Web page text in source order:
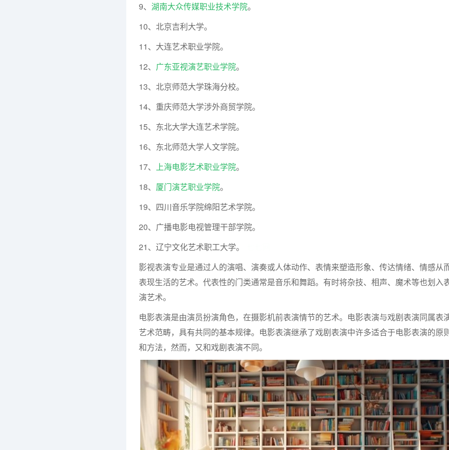
9、 湖南大众传媒职业技术学院。
10、北京吉利大学。
11、大连艺术职业学院。
12、 广东亚视演艺职业学院。
13、北京师范大学珠海分校。
14、重庆师范大学涉外商贸学院。
15、东北大学大连艺术学院。
16、东北师范大学人文学院。
17、 上海电影艺术职业学院。
18、 厦门演艺职业学院。
19、四川音乐学院绵阳艺术学院。
20、广播电影电视管理干部学院。
21、辽宁文化艺术职工大学。
影视表演专业是通过人的演唱、演奏或人体动作、表情来塑造形象、传达情绪、情感从
表现生活的艺术。代表性的门类通常是音乐和舞蹈。有时将杂技、相声、魔术等也划入
演艺术。
电影表演是由演员扮演角色，在摄影机前表演情节的艺术。电影表演与戏剧表演同属表
艺术范畴，具有共同的基本规律。电影表演继承了戏剧表演中许多适合于电影表演的原
和方法，然而，又和戏剧表演不同。